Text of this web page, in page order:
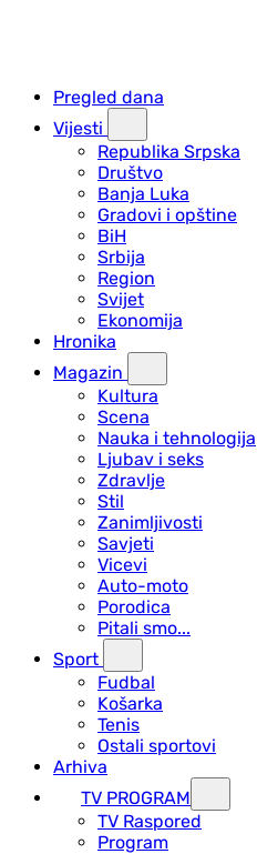
Pregled dana
Vijesti
Republika Srpska
Društvo
Banja Luka
Gradovi i opštine
BiH
Srbija
Region
Svijet
Ekonomija
Hronika
Magazin
Kultura
Scena
Nauka i tehnologija
Ljubav i seks
Zdravlje
Stil
Zanimljivosti
Savjeti
Vicevi
Auto-moto
Porodica
Pitali smo...
Sport
Fudbal
Košarka
Tenis
Ostali sportovi
Arhiva
TV PROGRAM
ТV Raspored
Program